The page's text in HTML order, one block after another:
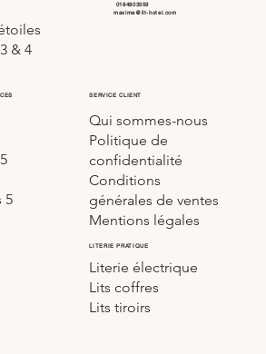
& 4
5
LITERIE PRATIQUE
Literie électrique
Lits coffres
Lits tiroirs
SERVICE CLIENT
Qui sommes-nous
Politique de
confidentialité
Conditions
générales de ventes
Mentions légales
0184803559
maxime@lit-hotel.com